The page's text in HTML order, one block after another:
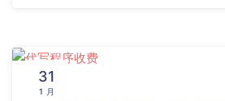
31
1 月